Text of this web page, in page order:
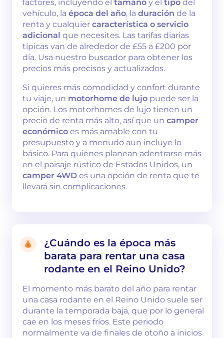
factores, incluyendo el tamaño y el tipo del
vehículo, la época del año, la duración de la
renta y cualquier característica o servicio
adicional que necesites. Las tarifas diarias
típicas van de alrededor de £55 a £200 por
día. Usa nuestro buscador para obtener los
precios más precisos y actualizados.
Si quieres más comodidad y confort durante
tu viaje, un motorhome de lujo puede ser la
opción. Los motorhomes de lujo tienen un
precio de renta más alto, así que un camper
económico es más amable con tu
presupuesto y a menudo aun incluye lo
básico. Para quienes planean adentrarse más
en el paisaje rústico de Estados Unidos, un
camper 4WD es una opción de renta que te
llevará sin complicaciones.
¿Cuándo es la época más
barata para rentar una casa
rodante en el Reino Unido?
El momento más barato del año para rentar
una casa rodante en el Reino Unido suele ser
durante la temporada baja, que por lo general
cae en los meses fríos. Este periodo
normalmente va de finales de otoño a inicios